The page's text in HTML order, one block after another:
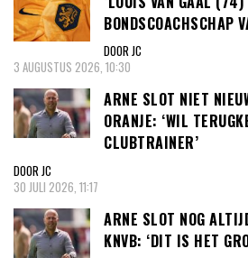
BONDSCOACHSCHAP
DOOR JC
3 AUGUSTUS 2026, 10:30
ARNE SLOT NIET
ORANJE: ‘WIL
CLUBTRAINER’
DOOR JC
30 JULI 2026, 11:17
ARNE SLOT NOG
KNVB: ‘DIT IS HET